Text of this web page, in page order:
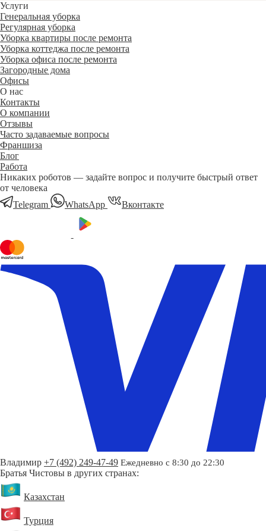
Услуги
Генеральная уборка
Регулярная уборка
Уборка квартиры после ремонта
Уборка коттеджа после ремонта
Уборка офиса после ремонта
Загородные дома
Офисы
О нас
Контакты
О компании
Отзывы
Часто задаваемые вопросы
Франшиза
Блог
Работа
Никаких роботов — задайте вопрос и получите быстрый ответ
от человека
Telegram
WhatsApp Вконтакте
Владимир +7 (492) 249-47-49 Ежедневно с 8:30 до 22:30
Братья Чистовы в других странах:
Казахстан
Турция